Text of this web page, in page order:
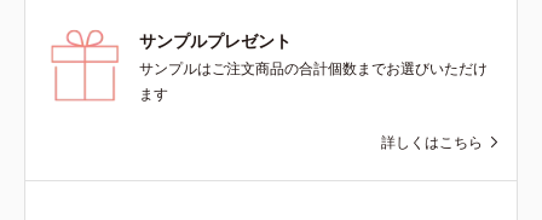
サンプルプレゼント
サンプルはご注文商品の合計個数までお選びいただけ
ます
詳しくはこちら